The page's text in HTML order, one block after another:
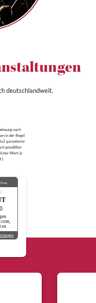
deutschlandweit.
nach
in der Regel
garantierte
gewählter
Wert je
).
.org